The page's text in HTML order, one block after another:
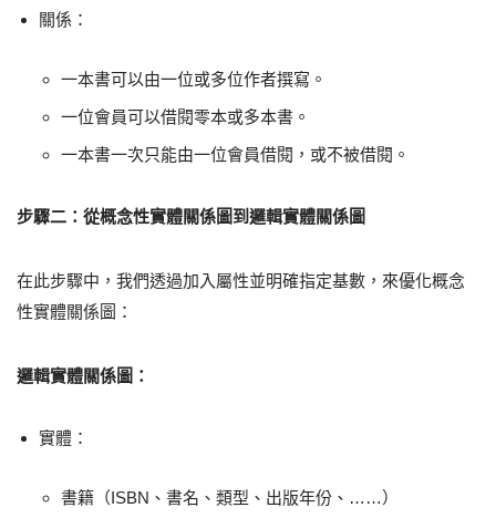
關係：
一本書可以由一位或多位作者撰寫。
一位會員可以借閱零本或多本書。
一本書一次只能由一位會員借閱，或不被借閱。
步驟二：從概念性實體關係圖到邏輯實體關係圖
在此步驟中，我們透過加入屬性並明確指定基數，來優化概念
性實體關係圖：
邏輯實體關係圖：
實體：
書籍（ISBN、書名、類型、出版年份、……）